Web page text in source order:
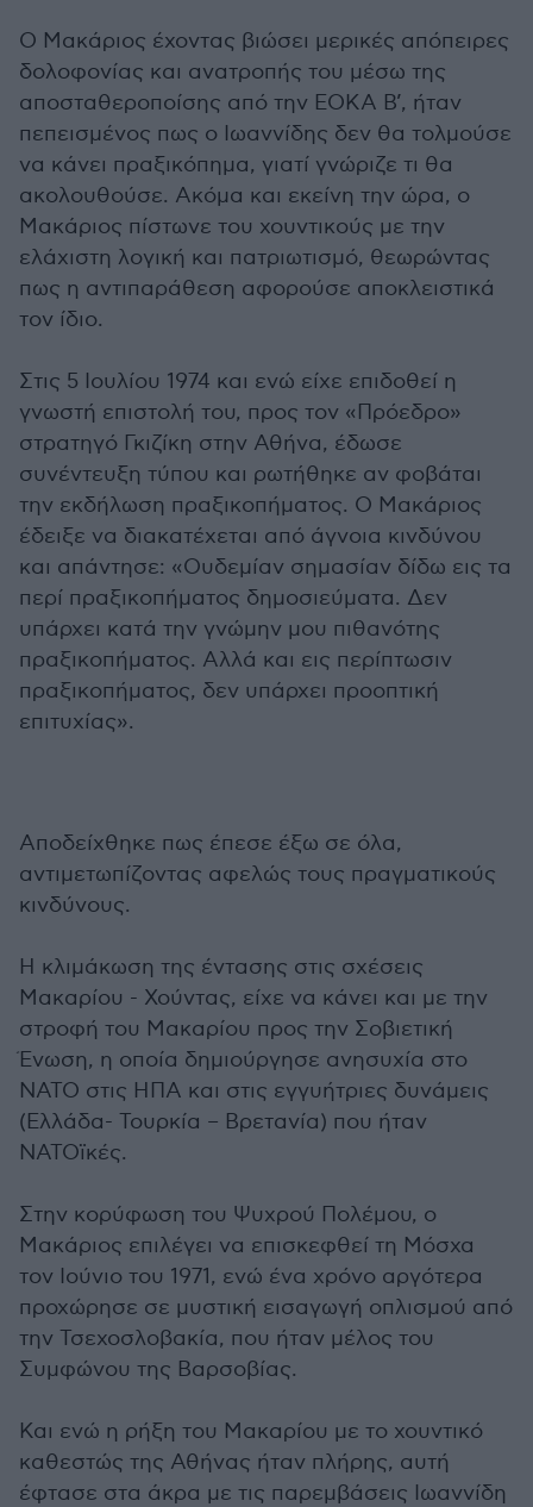
Ο Μακάριος έχοντας βιώσει μερικές απόπειρες
δολοφονίας και ανατροπής του μέσω της
αποσταθεροποίσης από την ΕΟΚΑ Β’, ήταν
πεπεισμένος πως ο Ιωαννίδης δεν θα τολμούσε
να κάνει πραξικόπημα, γιατί γνώριζε τι θα
ακολουθούσε. Ακόμα και εκείνη την ώρα, ο
Μακάριος πίστωνε του χουντικούς με την
ελάχιστη λογική και πατριωτισμό, θεωρώντας
πως η αντιπαράθεση αφορούσε αποκλειστικά
τον ίδιο.
Στις 5 Ιουλίου 1974 και ενώ είχε επιδοθεί η
γνωστή επιστολή του, προς τον «Πρόεδρο»
στρατηγό Γκιζίκη στην Αθήνα, έδωσε
συνέντευξη τύπου και ρωτήθηκε αν φοβάται
την εκδήλωση πραξικοπήματος. Ο Μακάριος
έδειξε να διακατέχεται από άγνοια κινδύνου
και απάντησε: «Ουδεμίαν σημασίαν δίδω εις τα
περί πραξικοπήματος δημοσιεύματα. Δεν
υπάρχει κατά την γνώμην μου πιθανότης
πραξικοπήματος. Αλλά και εις περίπτωσιν
πραξικοπήματος, δεν υπάρχει προοπτική
επιτυχίας».
Αποδείχθηκε πως έπεσε έξω σε όλα,
αντιμετωπίζοντας αφελώς τους πραγματικούς
κινδύνους.
Η κλιμάκωση της έντασης στις σχέσεις
Μακαρίου - Χούντας, είχε να κάνει και με την
στροφή του Μακαρίου προς την Σοβιετική
Ένωση, η οποία δημιούργησε ανησυχία στο
ΝΑΤΟ στις ΗΠΑ και στις εγγυήτριες δυνάμεις
(Ελλάδα- Τουρκία – Βρετανία) που ήταν
ΝΑΤΟϊκές.
Στην κορύφωση του Ψυχρού Πολέμου, ο
Μακάριος επιλέγει να επισκεφθεί τη Μόσχα
τον Ιούνιο του 1971, ενώ ένα χρόνο αργότερα
προχώρησε σε μυστική εισαγωγή οπλισμού από
την Τσεχοσλοβακία, που ήταν μέλος του
Συμφώνου της Βαρσοβίας.
Και ενώ η ρήξη του Μακαρίου με το χουντικό
καθεστώς της Αθήνας ήταν πλήρης, αυτή
έφτασε στα άκρα με τις παρεμβάσεις Ιωαννίδη